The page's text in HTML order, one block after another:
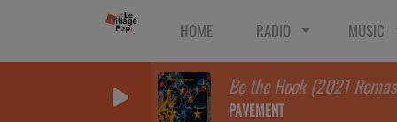
HOME RADIO MUSIC
Be the Hook (2021
PAVEMENT